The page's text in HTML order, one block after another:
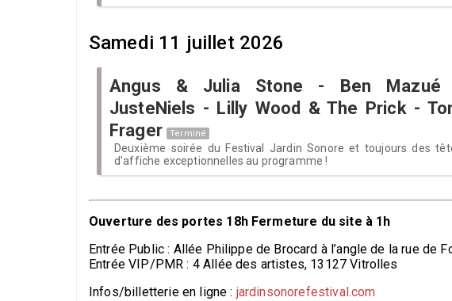
Samedi 11 juillet 2026
Angus & Julia Stone - Ben Mazué
JusteNiels - Lilly Wood & The Prick -
Frager
Terminé
Deuxième soirée du Festival Jardin Sonore et toujours des
d'affiche exceptionnelles au programme !
Ouverture des portes 18h Fermeture du site à 1h
Entrée Public : Allée Philippe de Brocard à l’angle de la rue de
Entrée VIP/PMR : 4 Allée des artistes, 13127 Vitrolles
Infos/billetterie en ligne : jardinsonorefestival.com